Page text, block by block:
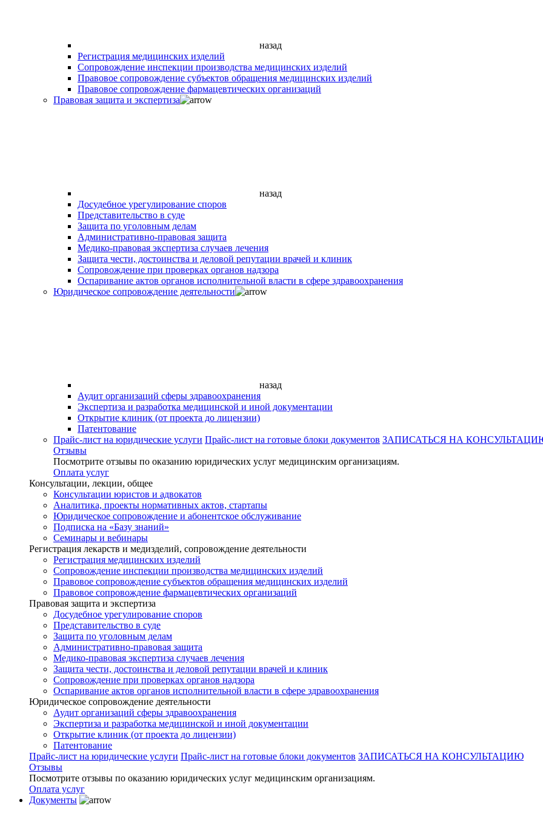
назад
Регистрация медицинских изделий
Сопровождение инспекции производства медицинских изделий
Правовое сопровождение субъектов обращения медицинских изделий
Правовое сопровождение фармацевтических организаций
Правовая защита и экспертиза
назад
Досудебное урегулирование споров
Представительство в суде
Защита по уголовным делам
Административно-правовая защита
Медико-правовая экспертиза случаев лечения
Защита чести, достоинства и деловой репутации врачей и клиник
Сопровождение при проверках органов надзора
Оспаривание актов органов исполнительной власти в сфере здравоохранения
Юридическое сопровождение деятельности
назад
Аудит организаций сферы здравоохранения
Экспертиза и разработка медицинской и иной документации
Открытие клиник (от проекта до лицензии)
Патентование
Прайс-лист на юридические услуги Прайс-лист на готовые блоки документов ЗАПИСАТЬСЯ НА
Отзывы
Посмотрите отзывы по оказанию юридических услуг медицинским организациям.
Оплата услуг
Консультации, лекции, общее
Консультации юристов и адвокатов
Аналитика, проекты нормативных актов, стартапы
Юридическое сопровождение и абонентское обслуживание
Подписка на «Базу знаний»
Семинары и вебинары
Регистрация лекарств и медизделий, сопровождение деятельности
Регистрация медицинских изделий
Сопровождение инспекции производства медицинских изделий
Правовое сопровождение субъектов обращения медицинских изделий
Правовое сопровождение фармацевтических организаций
Правовая защита и экспертиза
Досудебное урегулирование споров
Представительство в суде
Защита по уголовным делам
Административно-правовая защита
Медико-правовая экспертиза случаев лечения
Защита чести, достоинства и деловой репутации врачей и клиник
Сопровождение при проверках органов надзора
Оспаривание актов органов исполнительной власти в сфере здравоохранения
Юридическое сопровождение деятельности
Аудит организаций сферы здравоохранения
Экспертиза и разработка медицинской и иной документации
Открытие клиник (от проекта до лицензии)
Патентование
Прайс-лист на юридические услуги Прайс-лист на готовые блоки документов ЗАПИСАТЬСЯ НА КОНСУЛЬТАЦИЮ
Отзывы
Посмотрите отзывы по оказанию юридических услуг медицинским организациям.
Оплата услуг
Документы